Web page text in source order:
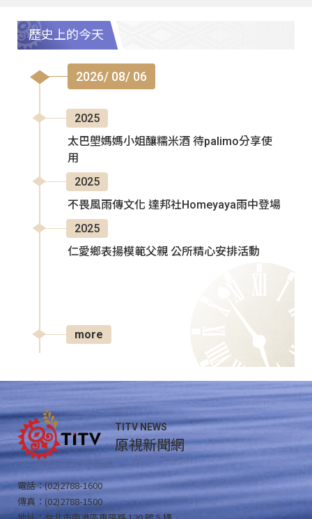
歷史上的今天
2026/ 08/ 06
2025
太巴塱媽媽小姐釀糯米酒 待palimo分享使
用
2025
不畏風雨傳文化 達邦社Homeyaya雨中登場
2025
仁愛鄉表揚模範父親 公所精心安排活動
more
TITV NEWS
原視新聞網
電話：(02)2788-1600
傳真：(02)2788-1500